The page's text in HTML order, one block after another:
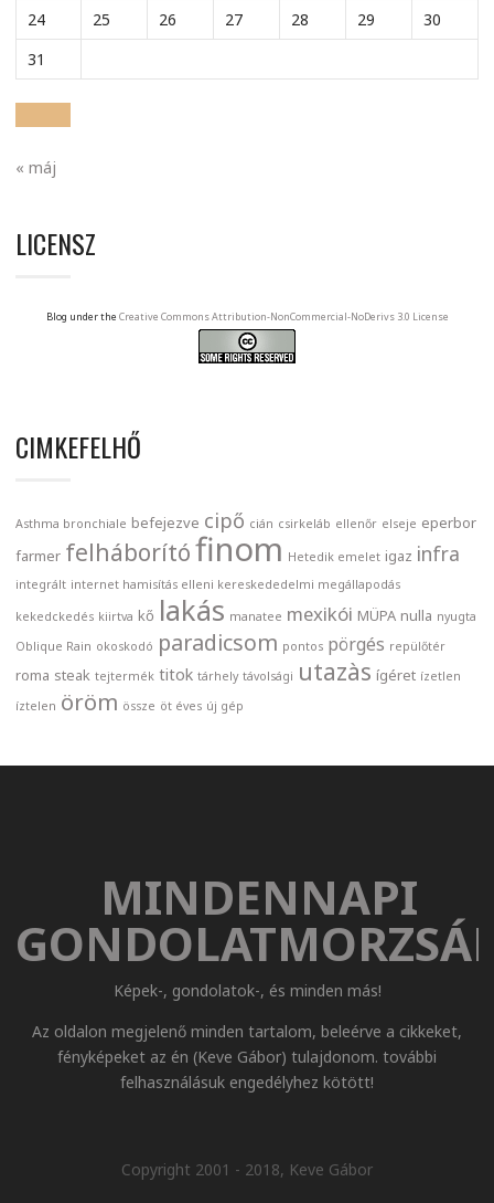
24
25 26 27 28 29
30
31
« máj
LICENSZ
Blog under the Creative Commons Attribution-NonCommercial-NoDerivs 3.0 License
CIMKEFELHŐ
Asthma bronchiale befejezve cipő cián csirkeláb ellenőr elseje eperbor
farmer felháborítófinom Hetedik emelet igaz infra
integrált internet hamisítás elleni kereskededelmi megállapodás
kekedckedés kiirtva kő lakás manatee mexikói MÜPA nulla nyugta
Oblique Rain okoskodó paradicsom pontos pörgés repülőtér
roma steak tejtermék titok tárhely távolsági utazàs ígéret ízetlen
íztelen öröm össze öt éves új gép
MINDENNAPI
Képek-, gondolatok-, és minden más!
Az oldalon megjelenő minden tartalom, beleérve a cikkeket,
fényképeket az én (Keve Gábor) tulajdonom. további
felhasználásuk engedélyhez kötött!
Copyright 2001 - 2018, Keve Gábor